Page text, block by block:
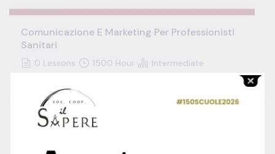
Comunicazione E Marketing Per Professionisti
Sanitari
0 Lessons 1500 Hour Intermediate
Centro Studi Free